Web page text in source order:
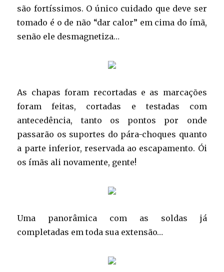
são fortíssimos. O único cuidado que deve ser
tomado é o de não “dar calor” em cima do ímã,
senão ele desmagnetiza…
As chapas foram recortadas e as marcações
foram feitas, cortadas e testadas com
antecedência, tanto os pontos por onde
passarão os suportes do pára-choques quanto
a parte inferior, reservada ao escapamento. Ói
os ímãs ali novamente, gente!
Uma panorâmica com as soldas já
completadas em toda sua extensão…